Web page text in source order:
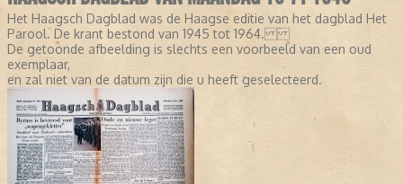
Het Haagsch Dagblad was de Haagse editie van het dagblad Het
Parool. De krant bestond van 1945 tot 1964.
De getoonde afbeelding is slechts een voorbeeld van een oud
exemplaar,
en zal niet van de datum zijn die u heeft geselecteerd.